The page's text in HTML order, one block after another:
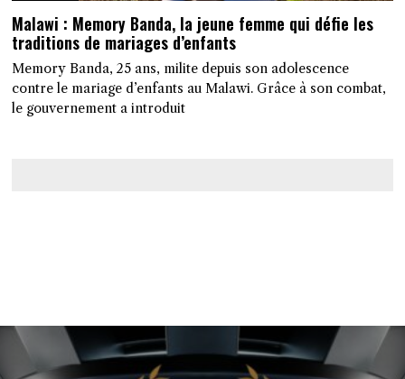
Malawi : Memory Banda, la jeune femme qui défie les
traditions de mariages d’enfants
Memory Banda, 25 ans, milite depuis son adolescence
contre le mariage d’enfants au Malawi. Grâce à son combat,
le gouvernement a introduit